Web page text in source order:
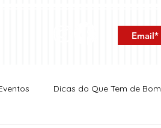
Dicas do Que Tem de Bom